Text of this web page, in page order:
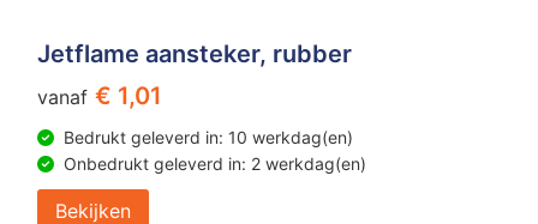
Jetflame aansteker, rubber
vanaf € 1,01
Bedrukt geleverd in: 10 werkdag(en)
Onbedrukt geleverd in: 2 werkdag(en)
Bekijken